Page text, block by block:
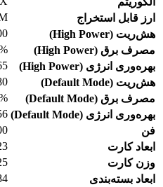
ارز قابل استخراج
هش‌ریت (High Power)
±5%
مصرف برق (High Power)
بهره‌وری انرژی (High Power)
هش‌ریت (Default Mode)
s ±5%
مصرف برق (Default Mode)
بهره‌وری انرژی (Default Mode)
فن
ابعاد کارت
mm
وزن کارت
ابعاد بسته‌بندی
56 mm